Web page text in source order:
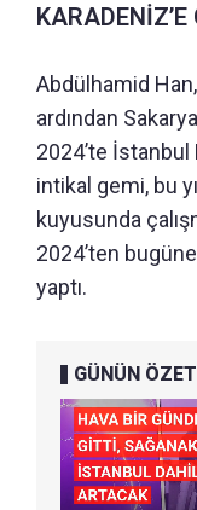
KARADENİZ’E
Abdülhamid
ardından
2024’te İstanbul
intikal gemi, bu
kuyusunda
2024’ten
yaptı.
GÜNÜN